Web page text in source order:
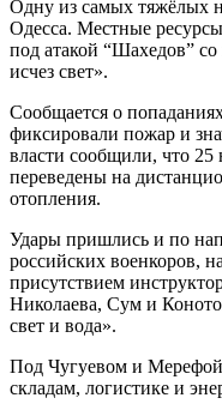
Одну из самых тяжёлых
Одесса. Местные
под атакой “Шахедов”
исчез свет».
Сообщается о
фиксировали пожар и
власти сообщили, что 25
переведены на
отопления.
Удары пришлись и по
российских военкоров,
присутствием
Николаева, Сум и
свет и вода».
Под Чугуевом и
складам, логистике и